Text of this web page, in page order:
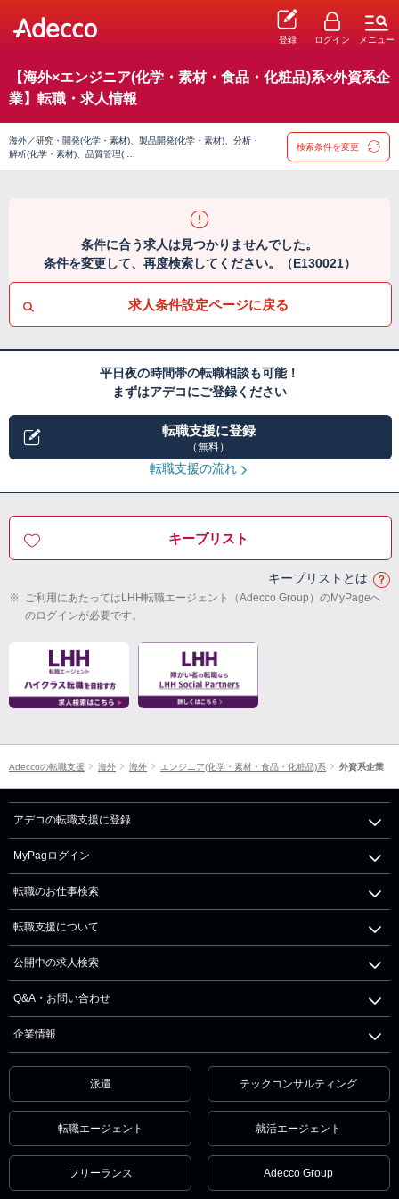
登録 ログイン メニュー
【海外×エンジニア(化学・素材・食品・化粧品)系×外資系企
業】転職・求人情報
海外／研究・開発(化学・素材)、製品開発(化学・素材)、分析・
解析(化学・素材)、品質管理( …
検索条件を変更
条件に合う求人は見つかりませんでした。
条件を変更して、再度検索してください。（E130021）
求人条件設定ページに戻る
平日夜の時間帯の転職相談も可能！
まずはアデコにご登録ください
転職支援に登録
（無料）
転職支援の流れ
キープリスト
キープリストとは
※ ご利用にあたってはLHH転職エージェント（Adecco Group）のMyPageへ
のログインが必要です。
Adeccoの転職支援 海外 海外 エンジニア(化学・素材・食品・化粧品)系 外資系企業
アデコの転職支援に登録
MyPagログイン
転職のお仕事検索
転職支援について
公開中の求人検索
Q&A・お問い合わせ
企業情報
派遣 テックコンサルティング
転職エージェント 就活エージェント
フリーランス Adecco Group